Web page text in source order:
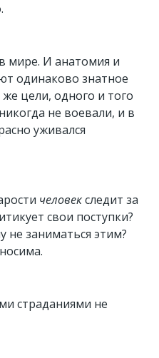
мире. И анатомия и
одинаково знатное
цели, одного и того
не воевали, и в
уживался
человекследит за
свои поступки?
не заниматься этим?
страданиями не